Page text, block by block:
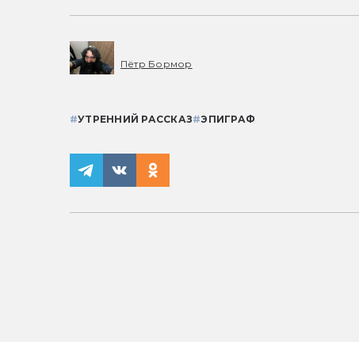
Пётр Бормор
#УТРЕННИЙ РАССКАЗ#ЭПИГРАФ